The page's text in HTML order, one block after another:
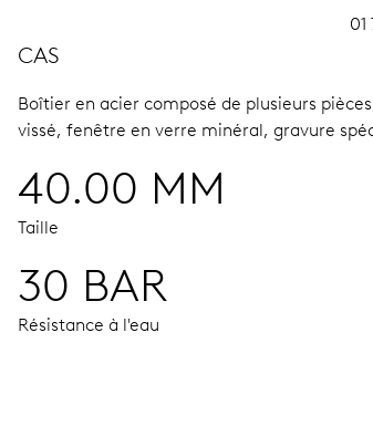
01
CAS
Boîtier en acier composé de plusieurs
vissé, fenêtre en verre minéral, gravure
40.00 MM
Taille
30 BAR
Résistance à l'eau